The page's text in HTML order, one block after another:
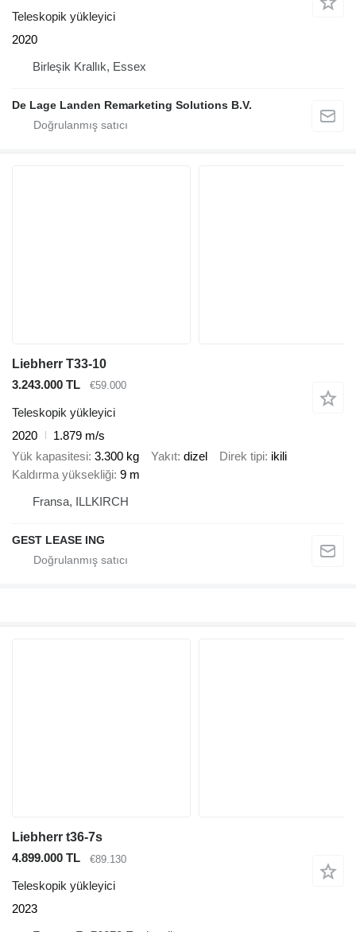
Teleskopik yükleyici
2020
Birleşik Krallık, Essex
De Lage Landen Remarketing Solutions B.V.
Liebherr T33-10
3.243.000 TL
€59.000
Teleskopik yükleyici
2020
1.879 m/s
Yük kapasitesi 3.300 kg Yakıt dizel Direk tipi ikili
Kaldırma yüksekliği 9 m
Fransa, ILLKIRCH
GEST LEASE ING
Liebherr t36-7s
4.899.000 TL
€89.130
Teleskopik yükleyici
2023